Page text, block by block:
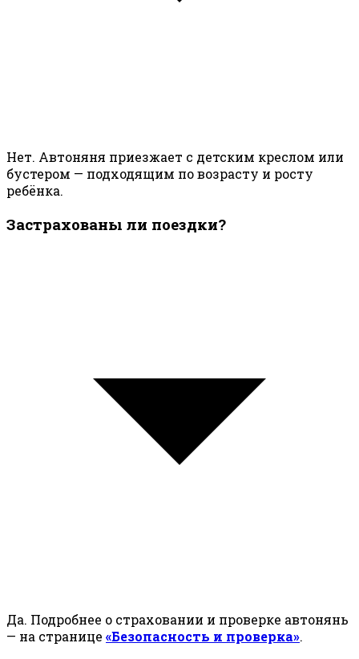
Нет. Автоняня приезжает с детским креслом или
бустером — подходящим по возрасту и росту
ребёнка.
Застрахованы ли поездки?
Да. Подробнее о страховании и проверке автонянь
— на странице «Безопасность и проверка».